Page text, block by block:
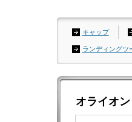
キャップ
ランディングツ
オライオ